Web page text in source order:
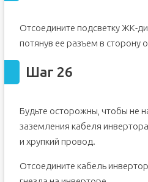
Отсоедините подсветку ЖК-
потянув ее разъем в сторону
Шаг 26
Будьте осторожны, чтобы не
заземления кабеля
и хрупкий провод.
Отсоедините кабель